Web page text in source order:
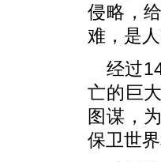
侵略，
难，是
经过
亡的巨
图谋，
保卫世